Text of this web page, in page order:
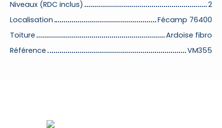
Niveaux (RDC inclus)
2
Localisation
Fécamp 76400
Toiture
Ardoise fibro
Référence
VM355